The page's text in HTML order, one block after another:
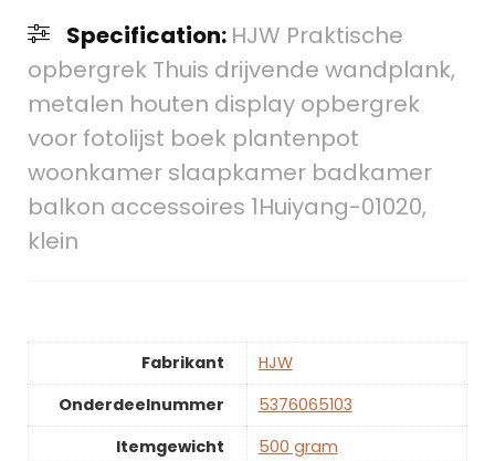
Specification: HJW Praktische
opbergrek Thuis drijvende wandplank,
metalen houten display opbergrek
voor fotolijst boek plantenpot
woonkamer slaapkamer badkamer
balkon accessoires 1Huiyang-01020,
klein
Fabrikant
‎HJW
Onderdeelnummer
‎5376065103
Itemgewicht
‎500 gram